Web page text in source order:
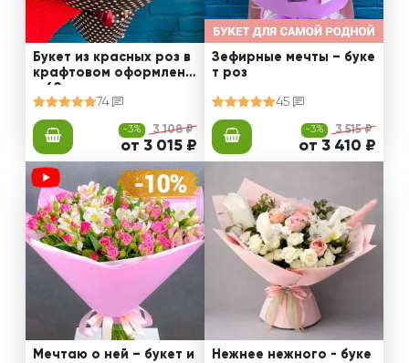
Букет из красных роз в
крафтовом оформлени
и 60 см
74
-3% 3 108 ₽
от 3 015 ₽
Зефирные мечты – буке
т роз
45
-3% 3 515 ₽
от 3 410 ₽
Мечтаю о ней – букет и
Нежнее нежного - буке